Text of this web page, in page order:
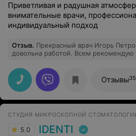
Приветливая и радушная
внимательные врачи,
индивидуальный подход
Отзыв. Прекрасный врач Игорь Петрович , очень
довольна работой. Всем рекомендую
Отзывы35
СТУДИЯ МИКРОСКОПНОЙ
5.0 IDENTI